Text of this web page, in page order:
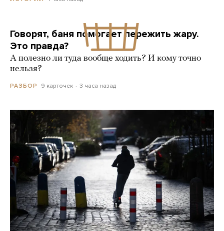
Говорят, баня помогает пережить жару.
Это правда?
А полезно ли туда вообще ходить? И кому точно
нельзя?
РАЗБОР 9 карточек 3 часа назад